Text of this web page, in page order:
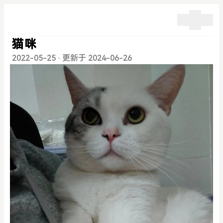
猫咪
2022-05-25 · 更新于 2024-06-26